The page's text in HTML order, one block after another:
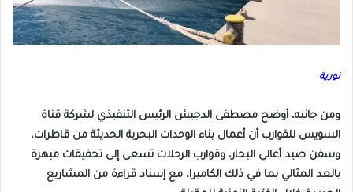
نورية
ومن جانبه، أوضح مصطفى الدجيش الرئيس التنفيذي لشركة قناة
السويس للقوارب أن أعمال بناء الوحدات البحرية الحديثة من قاطرات،
وسفن صيد أعالي البحار، وقوارب الرحلات تسعى إلى تحقيقات مبهرة
بالعد المثالي بما في ذلك الكاميرا، مع إسناد قراءة من المشاريع